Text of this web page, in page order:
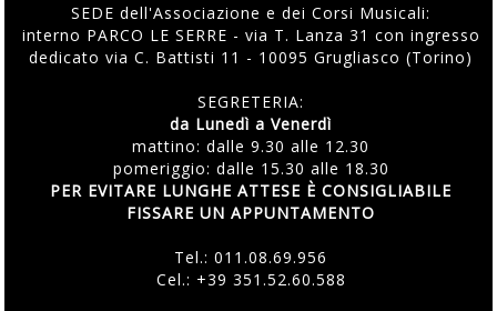
SEDE dell'Associazione e dei Corsi Musicali:
interno PARCO LE SERRE - via T. Lanza 31 con ingresso
dedicato via C. Battisti 11 - 10095 Grugliasco (Torino)
SEGRETERIA:
da Lunedì a Venerdì
mattino: dalle 9.30 alle 12.30
pomeriggio: dalle 15.30 alle 18.30
PER EVITARE LUNGHE ATTESE È CONSIGLIABILE
FISSARE UN APPUNTAMENTO
Tel.:011.08.69.956
Cel.: +39 351.52.60.588